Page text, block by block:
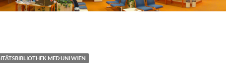
MED UNI WIEN